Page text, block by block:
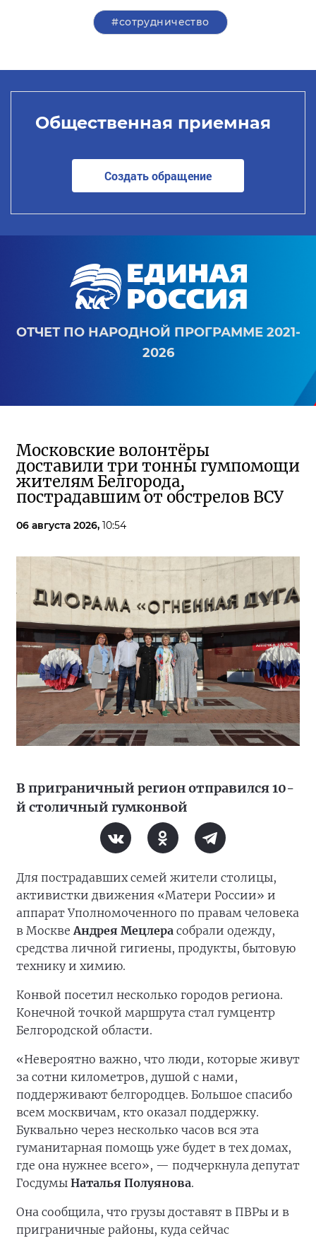
#сотрудничество
Общественная приемная
Создать обращение
ОТЧЕТ ПО НАРОДНОЙ ПРОГРАММЕ 2021-
2026
Московские волонтёры
доставили три тонны гумпомощи
жителям Белгорода,
пострадавшим от обстрелов ВСУ
06 августа 2026, 10:54
В приграничный регион отправился 10-
й столичный гумконвой
Для пострадавших семей жители столицы,
активистки движения «Матери России» и
аппарат Уполномоченного по правам человека
в МосквеАндрея Мецлера собрали одежду,
средства личной гигиены, продукты, бытовую
технику и химию.
Конвой посетил несколько городов региона.
Конечной точкой маршрута стал гумцентр
Белгородской области.
«Невероятно важно, что люди, которые живут
за сотни километров, душой с нами,
поддерживают белгородцев. Большое спасибо
всем москвичам, кто оказал поддержку.
Буквально через несколько часов вся эта
гуманитарная помощь уже будет в тех домах,
где она нужнее всего», — подчеркнула депутат
Госдумы Наталья Полуянова.
Она сообщила, что грузы доставят в ПВРы и в
приграничные районы, куда сейчас